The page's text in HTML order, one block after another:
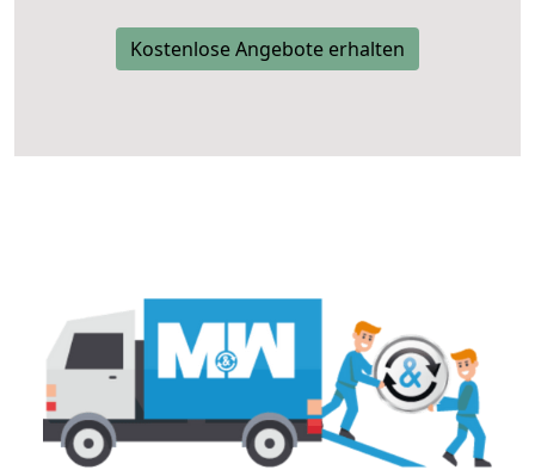
Kostenlose Angebote erhalten